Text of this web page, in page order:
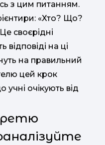
з цим питанням.
«Хто? Що?
своєрідні
відповіді на ці
на правильний
цей крок
очікують від